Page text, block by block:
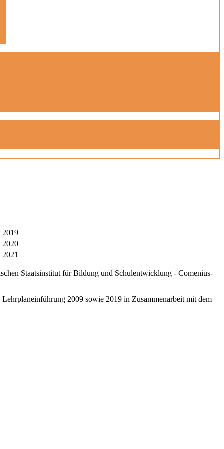
2019
2020
Staatsinstitut für Bildung und Schulentwicklung - Comenius-
2009 sowie 2019 in Zusammenarbeit mit dem